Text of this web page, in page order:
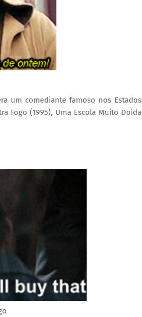
um comediante famoso nos Estados
Fogo (1995), Uma Escola Muito Doida